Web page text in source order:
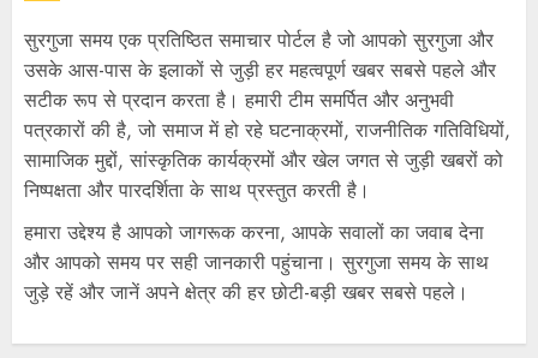
सुरगुजा समय एक प्रतिष्ठित समाचार पोर्टल है जो आपको सुरगुजा और
उसके आस-पास के इलाकों से जुड़ी हर महत्वपूर्ण खबर सबसे पहले और
सटीक रूप से प्रदान करता है। हमारी टीम समर्पित और अनुभवी
पत्रकारों की है, जो समाज में हो रहे घटनाक्रमों, राजनीतिक गतिविधियों,
सामाजिक मुद्दों, सांस्कृतिक कार्यक्रमों और खेल जगत से जुड़ी खबरों को
निष्पक्षता और पारदर्शिता के साथ प्रस्तुत करती है।
हमारा उद्देश्य है आपको जागरूक करना, आपके सवालों का जवाब देना
और आपको समय पर सही जानकारी पहुंचाना। सुरगुजा समय के साथ
जुड़े रहें और जानें अपने क्षेत्र की हर छोटी-बड़ी खबर सबसे पहले।